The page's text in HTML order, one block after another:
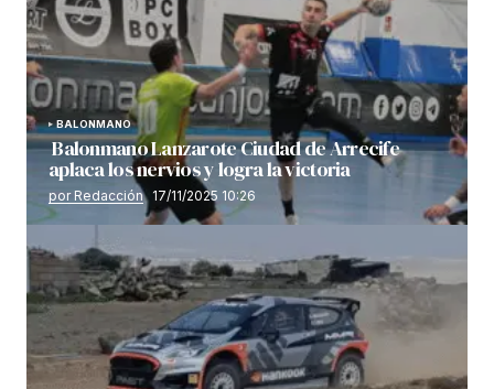
BALONMANO
Balonmano Lanzarote Ciudad de Arrecife
aplaca los nervios y logra la victoria
por Redacción 17/11/2025 10:26